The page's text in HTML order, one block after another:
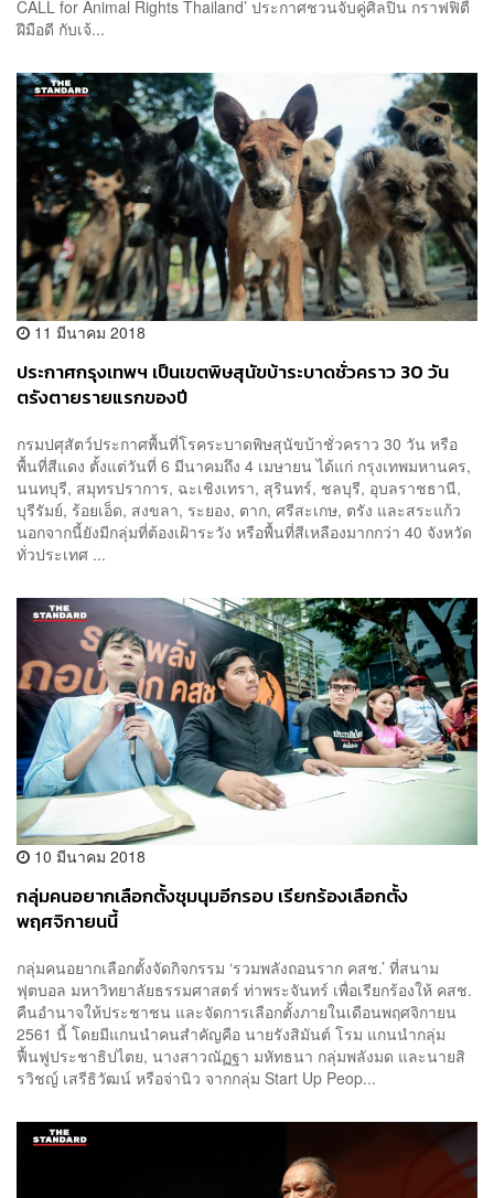
CALL for Animal Rights Thailand’ ประกาศชวนจับคู่ศิลปิน กราฟฟิตี้
ฝีมือดี กับเจ้...
11 มีนาคม 2018
ประกาศกรุงเทพฯ เป็นเขตพิษสุนัขบ้าระบาดชั่วคราว 30 วัน
ตรังตายรายแรกของปี
กรมปศุสัตว์ประกาศพื้นที่โรคระบาดพิษสุนัขบ้าชั่วคราว 30 วัน หรือ
พื้นที่สีแดง ตั้งแต่วันที่ 6 มีนาคมถึง 4 เมษายน ได้แก่ กรุงเทพมหานคร,
นนทบุรี, สมุทรปราการ, ฉะเชิงเทรา, สุรินทร์, ชลบุรี, อุบลราชธานี,
บุรีรัมย์, ร้อยเอ็ด, สงขลา, ระยอง, ตาก, ศรีสะเกษ, ตรัง และสระแก้ว
นอกจากนี้ยังมีกลุ่มที่ต้องเฝ้าระวัง หรือพื้นที่สีเหลืองมากกว่า 40 จังหวัด
ทั่วประเทศ ...
10 มีนาคม 2018
กลุ่มคนอยากเลือกตั้งชุมนุมอีกรอบ เรียกร้องเลือกตั้ง
พฤศจิกายนนี้
กลุ่มคนอยากเลือกตั้งจัดกิจกรรม ‘รวมพลังถอนราก คสช.’ ที่สนาม
ฟุตบอล มหาวิทยาลัยธรรมศาสตร์ ท่าพระจันทร์ เพื่อเรียกร้องให้ คสช.
คืนอำนาจให้ประชาชน และจัดการเลือกตั้งภายในเดือนพฤศจิกายน
2561 นี้ โดยมีแกนนำคนสำคัญคือ นายรังสิมันต์ โรม แกนนำกลุ่ม
ฟื้นฟูประชาธิปไตย, นางสาวณัฏฐา มหัทธนา กลุ่มพลังมด และนายสิ
รวิชญ์ เสรีธิวัฒน์ หรือจ่านิว จากกลุ่ม Start Up Peop...